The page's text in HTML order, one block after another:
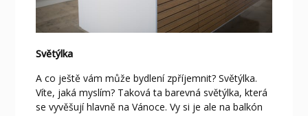
Světýlka
A co ještě vám může bydlení zpříjemnit? Světýlka.
Víte, jaká myslím? Taková ta barevná světýlka, která
se vyvěšují hlavně na Vánoce. Vy si je ale na balkón